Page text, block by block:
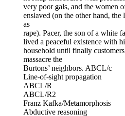
very poor gals, and the women
enslaved (on the other hand, the
as
rape). Pacer, the son of a white
lived a peaceful existence with
household until finally
massacre the
Burtons’ neighbors. ABCL/c
Line-of-sight propagation
ABCL/R
ABCL/R2
Franz Kafka/Metamorphosis
Abductive reasoning